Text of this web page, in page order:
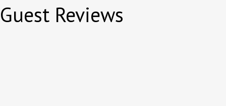
Guest Reviews